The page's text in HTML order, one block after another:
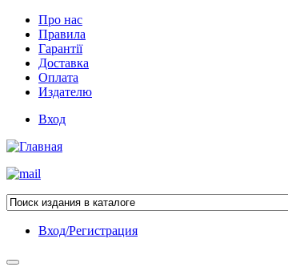
Про нас
Правила
Гарантії
Доставка
Оплата
Издателю
Вход
Вход/Регистрация